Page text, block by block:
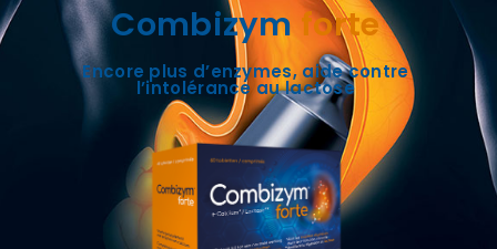
Combizymforte
Encore plus d’enzymes, aide contre
l’intolérance au lactose